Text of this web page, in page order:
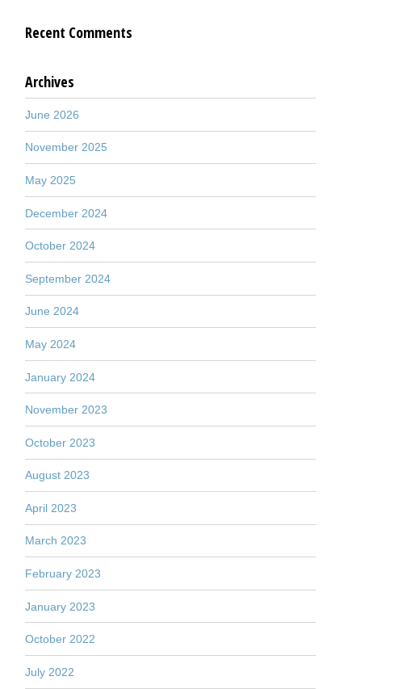
Recent Comments
Archives
June 2026
November 2025
May 2025
December 2024
October 2024
September 2024
June 2024
May 2024
January 2024
November 2023
October 2023
August 2023
April 2023
March 2023
February 2023
January 2023
October 2022
July 2022